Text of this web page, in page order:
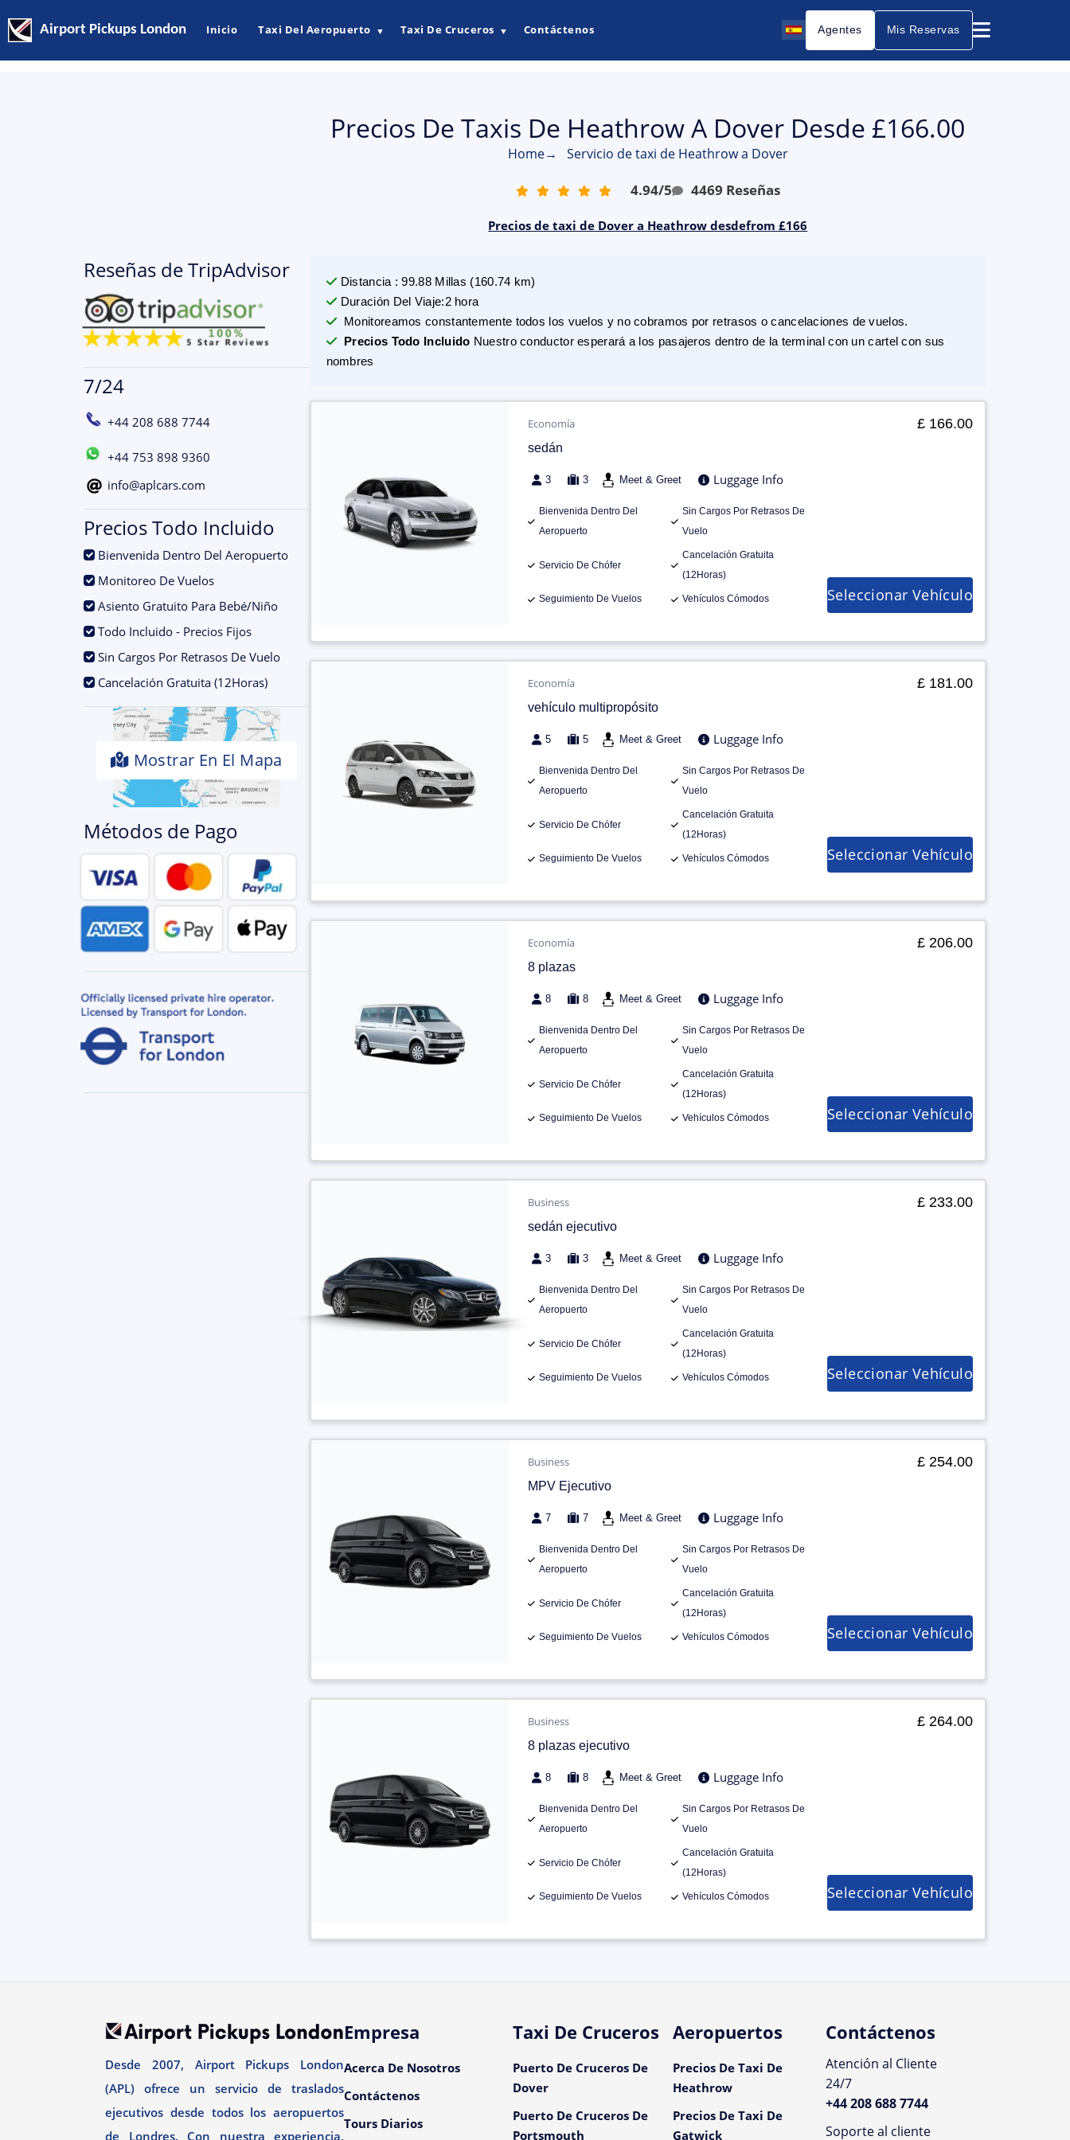
Airport Pickups London Inicio Taxi Del Aeropuerto ▼ Taxi De Cruceros ▼ Contáctenos Agentes Mis Reservas
Reseñas de TripAdvisor
7/24
+44 208 688 7744
+44 753 898 9360
info@aplcars.com
Precios Todo Incluido
Bienvenida Dentro Del Aeropuerto
Monitoreo De Vuelos
Asiento Gratuito Para Bebé/Niño
Todo Incluido - Precios Fijos
Sin Cargos Por Retrasos De Vuelo
Cancelación Gratuita (12Horas)
Mostrar En El Mapa
Métodos de Pago
Precios De Taxis De Heathrow A Dover Desde £166.00
Home→ Servicio de taxi de Heathrow a Dover
4.94/5 4469 Reseñas
Precios de taxi de Dover a Heathrow desdefrom £166
Distancia :99.88 Millas (160.74 km)
Duración Del Viaje:2 hora
Monitoreamos constantemente todos los vuelos y no cobramos por retrasos o cancelaciones de vuelos.
Precios Todo Incluido Nuestro conductor esperará a los pasajeros dentro de la terminal con un cartel con sus
nombres
Economía
sedán
3 3 Meet & Greet Luggage Info
Bienvenida Dentro Del
Aeropuerto
Sin Cargos Por Retrasos De
Vuelo
Servicio De Chófer
Cancelación Gratuita
(12Horas)
Seguimiento De Vuelos Vehículos Cómodos
£ 166.00
Seleccionar Vehículo
Economía
vehículo multipropósito
5 5 Meet & Greet Luggage Info
Bienvenida Dentro Del
Aeropuerto
Sin Cargos Por Retrasos De
Vuelo
Servicio De Chófer
Cancelación Gratuita
(12Horas)
Seguimiento De Vuelos Vehículos Cómodos
£ 181.00
Seleccionar Vehículo
Economía
8 plazas
8 8 Meet & Greet Luggage Info
Bienvenida Dentro Del
Aeropuerto
Sin Cargos Por Retrasos De
Vuelo
Servicio De Chófer
Cancelación Gratuita
(12Horas)
Seguimiento De Vuelos Vehículos Cómodos
£ 206.00
Seleccionar Vehículo
Business
sedán ejecutivo
3 3 Meet & Greet Luggage Info
Bienvenida Dentro Del
Aeropuerto
Sin Cargos Por Retrasos De
Vuelo
Servicio De Chófer
Cancelación Gratuita
(12Horas)
Seguimiento De Vuelos Vehículos Cómodos
£ 233.00
Seleccionar Vehículo
Business
MPV Ejecutivo
7 7 Meet & Greet Luggage Info
Bienvenida Dentro Del
Aeropuerto
Sin Cargos Por Retrasos De
Vuelo
Servicio De Chófer
Cancelación Gratuita
(12Horas)
Seguimiento De Vuelos Vehículos Cómodos
£ 254.00
Seleccionar Vehículo
Business
8 plazas ejecutivo
8 8 Meet & Greet Luggage Info
Bienvenida Dentro Del
Aeropuerto
Sin Cargos Por Retrasos De
Vuelo
Servicio De Chófer
Cancelación Gratuita
(12Horas)
Seguimiento De Vuelos Vehículos Cómodos
£ 264.00
Seleccionar Vehículo
Desde 2007, Airport Pickups London
(APL) ofrece un servicio de traslados
ejecutivos desde todos los aeropuertos
de Londres. Con nuestra experiencia,
Empresa
Acerca De Nosotros
Contáctenos
Tours Diarios
Taxi De Cruceros
Puerto De Cruceros De
Dover
Puerto De Cruceros De
Portsmouth
Aeropuertos
Precios De Taxi De
Heathrow
Precios De Taxi De
Gatwick
Contáctenos
Atención al Cliente
24/7
+44 208 688 7744
Soporte al cliente